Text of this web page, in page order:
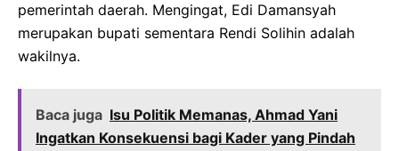
pemerintah daerah. Mengingat, Edi Damansyah
merupakan bupati sementara Rendi Solihin adalah
wakilnya.
Baca juga Isu Politik Memanas, Ahmad Yani
Ingatkan Konsekuensi bagi Kader yang Pindah